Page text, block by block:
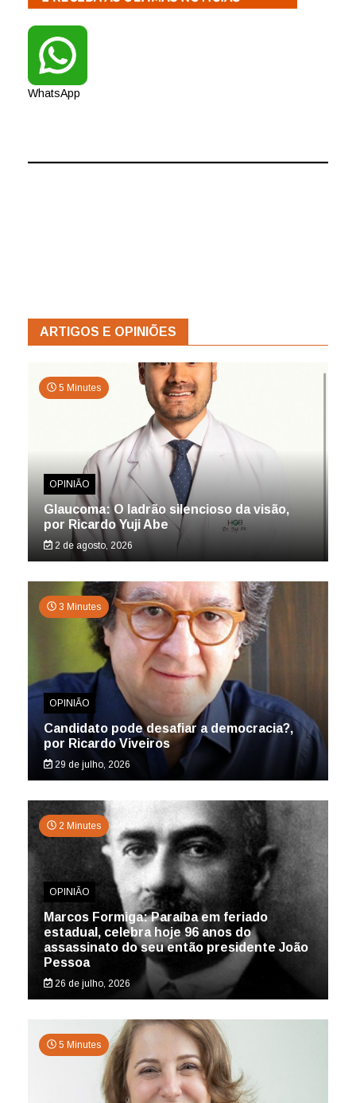
WhatsApp
ARTIGOS E OPINIÕES
5 Minutes
OPINIÃO
Glaucoma: O ladrão silencioso da visão,
por Ricardo Yuji Abe
2 de agosto, 2026
3 Minutes
OPINIÃO
Candidato pode desafiar a democracia?,
por Ricardo Viveiros
29 de julho, 2026
2 Minutes
OPINIÃO
Marcos Formiga: Paraíba em feriado
estadual, celebra hoje 96 anos do
assassinato do seu então presidente João
Pessoa
26 de julho, 2026
5 Minutes